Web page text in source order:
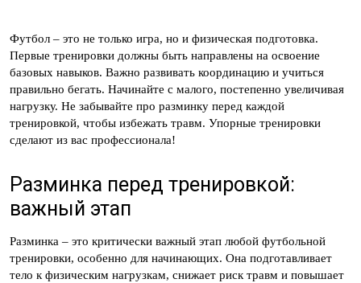
Футбол – это не только игра, но и физическая подготовка.
Первые тренировки должны быть направлены на освоение
базовых навыков. Важно развивать координацию и учиться
правильно бегать. Начинайте с малого, постепенно увеличивая
нагрузку. Не забывайте про разминку перед каждой
тренировкой, чтобы избежать травм. Упорные тренировки
сделают из вас профессионала!
Разминка перед тренировкой:
важный этап
Разминка – это критически важный этап любой футбольной
тренировки, особенно для начинающих. Она подготавливает
тело к физическим нагрузкам, снижает риск травм и повышает